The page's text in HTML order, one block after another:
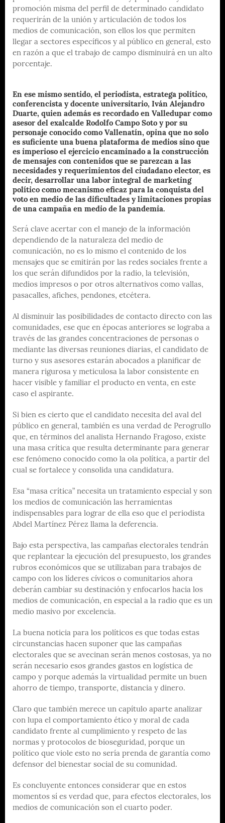
promoción misma del perfil de determinado candidato
requerirán de la unión y articulación de todos los
medios de comunicación, son ellos los que permiten
llegar a sectores específicos y al público en general, esto
en razón a que el trabajo de campo disminuirá en un alto
porcentaje.
En ese mismo sentido, el periodista, estratega político,
conferencista y docente universitario, Iván Alejandro
Duarte, quien además es recordado en Valledupar como
asesor del exalcalde Rodolfo Campo Soto y por su
personaje conocido como Vallenatín, opina que no solo
es suficiente una buena plataforma de medios sino que
es imperioso el ejercicio encaminado a la construcción
de mensajes con contenidos que se parezcan a las
necesidades y requerimientos del ciudadano elector, es
decir, desarrollar una labor integral de marketing
político como mecanismo eficaz para la conquista del
voto en medio de las dificultades y limitaciones propias
de una campaña en medio de la pandemia.
Será clave acertar con el manejo de la información
dependiendo de la naturaleza del medio de
comunicación, no es lo mismo el contenido de los
mensajes que se emitirán por las redes sociales frente a
los que serán difundidos por la radio, la televisión,
medios impresos o por otros alternativos como vallas,
pasacalles, afiches, pendones, etcétera.
Al disminuir las posibilidades de contacto directo con las
comunidades, ese que en épocas anteriores se lograba a
través de las grandes concentraciones de personas o
mediante las diversas reuniones diarias, el candidato de
turno y sus asesores estarán abocados a planificar de
manera rigurosa y meticulosa la labor consistente en
hacer visible y familiar el producto en venta, en este
caso el aspirante.
Si bien es cierto que el candidato necesita del aval del
público en general, también es una verdad de Perogrullo
que, en términos del analista Hernando Fragoso, existe
una masa crítica que resulta determinante para generar
ese fenómeno conocido como la ola política, a partir del
cual se fortalece y consolida una candidatura.
Esa “masa crítica” necesita un tratamiento especial y son
los medios de comunicación las herramientas
indispensables para lograr de ella eso que el periodista
Abdel Martínez Pérez llama la deferencia.
Bajo esta perspectiva, las campañas electorales tendrán
que replantear la ejecución del presupuesto, los grandes
rubros económicos que se utilizaban para trabajos de
campo con los líderes cívicos o comunitarios ahora
deberán cambiar su destinación y enfocarlos hacia los
medios de comunicación, en especial a la radio que es un
medio masivo por excelencia.
La buena noticia para los políticos es que todas estas
circunstancias hacen suponer que las campañas
electorales que se avecinan serán menos costosas, ya no
serán necesario esos grandes gastos en logística de
campo y porque además la virtualidad permite un buen
ahorro de tiempo, transporte, distancia y dinero.
Claro que también merece un capítulo aparte analizar
con lupa el comportamiento ético y moral de cada
candidato frente al cumplimiento y respeto de las
normas y protocolos de bioseguridad, porque un
político que viole esto no sería prenda de garantía como
defensor del bienestar social de su comunidad.
Es concluyente entonces considerar que en estos
momentos sí es verdad que, para efectos electorales, los
medios de comunicación son el cuarto poder.